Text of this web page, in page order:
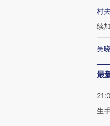
村
续
吴
最
生